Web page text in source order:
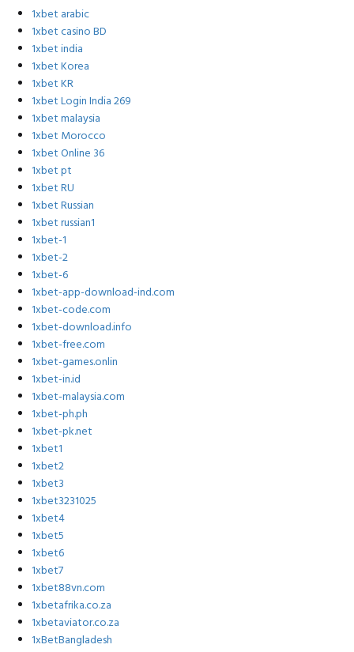
1xbet arabic
1xbet casino BD
1xbet india
1xbet Korea
1xbet KR
1xbet Login India 269
1xbet malaysia
1xbet Morocco
1xbet Online 36
1xbet pt
1xbet RU
1xbet Russian
1xbet russian1
1xbet-1
1xbet-2
1xbet-6
1xbet-app-download-ind.com
1xbet-code.com
1xbet-download.info
1xbet-free.com
1xbet-games.onlin
1xbet-in.id
1xbet-malaysia.com
1xbet-ph.ph
1xbet-pk.net
1xbet1
1xbet2
1xbet3
1xbet3231025
1xbet4
1xbet5
1xbet6
1xbet7
1xbet88vn.com
1xbetafrika.co.za
1xbetaviator.co.za
1xBetBangladesh